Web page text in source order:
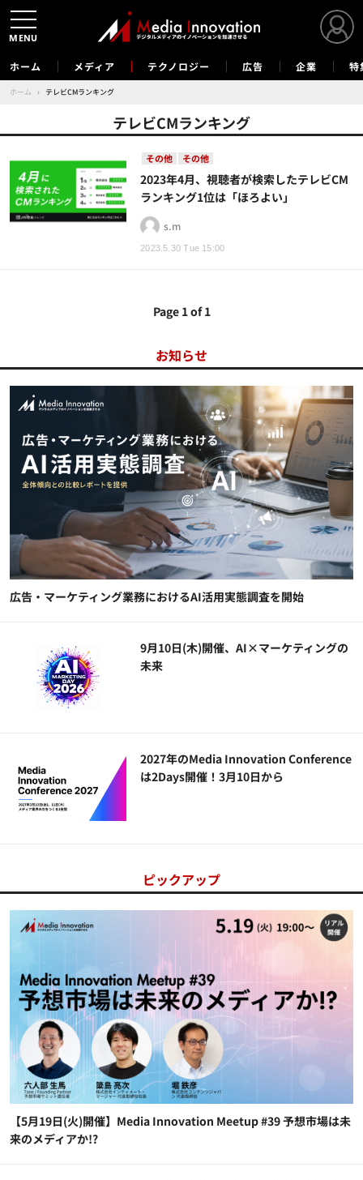
ホーム メディア テクノロジー 広告 企業 特
ホーム › テレビCMランキング
テレビCMランキング
その他 その他
2023.5.30 Tue 15:00
2023年4月、視聴者が検索したテレビCM
ランキング1位は「ほろよい」
s.m
Page 1 of 1
お知らせ
広告・マーケティング業務におけるAI活用実態調査を開始
9月10日(木)開催、AI×マーケティングの
未来
2027年のMedia Innovation Conference
は2Days開催！3月10日から
ピックアップ
【5月19日(火)開催】Media Innovation Meetup #39 予想市場は未
来のメディアか!?
MENU